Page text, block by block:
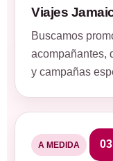
Viajes
Buscamos
acompañantes,
y campañas
A MEDIDA 03